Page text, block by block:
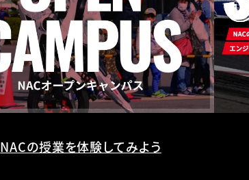
NACの授業を体験してみよう